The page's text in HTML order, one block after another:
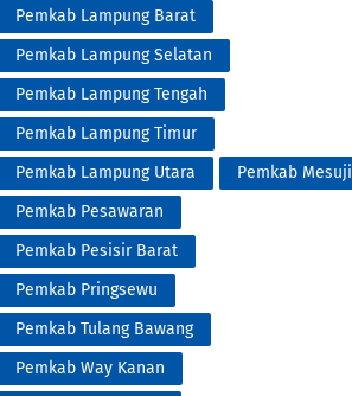
Pemkab Lampung Barat
Pemkab Lampung Selatan
Pemkab Lampung Tengah
Pemkab Lampung Timur
Pemkab Lampung Utara
Pemkab Mesuji
Pemkab Pesawaran
Pemkab Pesisir Barat
Pemkab Pringsewu
Pemkab Tulang Bawang
Pemkab Way Kanan